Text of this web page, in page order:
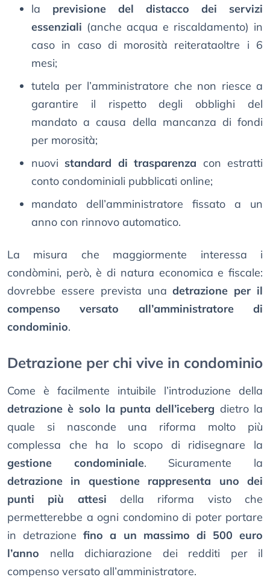
la previsione del distacco dei servizi
essenziali (anche acqua e riscaldamento) in
caso in caso di morosità reiterataoltre i 6
mesi;
tutela per l’amministratore che non riesce a
garantire il rispetto degli obblighi del
mandato a causa della mancanza di fondi
per morosità;
nuovi standard di trasparenza con estratti
conto condominiali pubblicati online;
mandato dell’amministratore fissato a un
anno con rinnovo automatico.
La misura che maggiormente interessa i
condòmini, però, è di natura economica e fiscale:
dovrebbe essere prevista unadetrazione per il
compenso versato all’amministratore di
condominio.
Detrazione per chi vive in condominio
Come è facilmente intuibile l’introduzione della
detrazione è solo la punta dell’iceberg dietro la
quale si nasconde una riforma molto più
complessa che ha lo scopo di ridisegnare la
gestione condominiale. Sicuramente la
detrazione in questione rappresenta uno dei
punti più attesi della riforma visto che
permetterebbe a ogni condomino di poter portare
in detrazione fino a un massimo di 500 euro
l’anno nella dichiarazione dei redditi per il
compenso versato all’amministratore.